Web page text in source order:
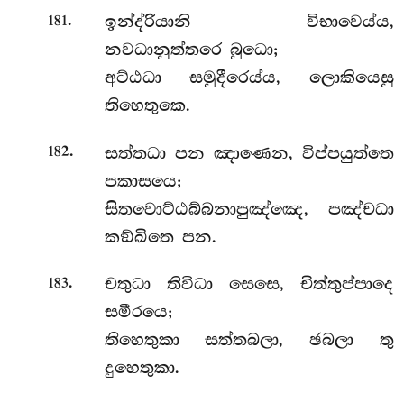
181.
ඉන්ද්රියානි විභාවෙය්ය,
නවධානුත්තරෙ බුධො;
අට්ඨධා සමුදීරෙය්ය, ලොකියෙසු
තිහෙතුකෙ.
182.
සත්තධා පන ඤාණෙන, විප්පයුත්තෙ
පකාසයෙ;
සිතවොට්ඨබ්බනාපුඤ්ඤෙ, පඤ්චධා
කඞ්ඛිතෙ පන.
183.
චතුධා තිවිධා සෙසෙ, චිත්තුප්පාදෙ
සමීරයෙ;
තිහෙතුකා සත්තබලා, ඡබලා තු
දුහෙතුකා.